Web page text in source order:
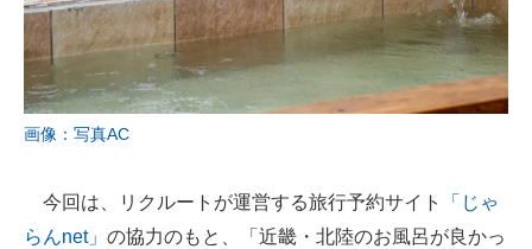
経営リーダーのコミュニティ
マーケ×ITの今がよく分かる
ITエンジニア向け専門サイト
IT製品の技術・比較・事例
画像：写真AC
今回は、リクルートが運営する旅行予約サイト
「じゃ
らんnet」 の協力のもと、「近畿・北陸のお風呂が良かっ